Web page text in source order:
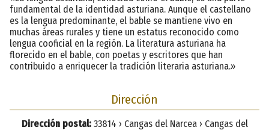
fundamental de la identidad asturiana. Aunque el castellano
es la lengua predominante, el bable se mantiene vivo en
muchas áreas rurales y tiene un estatus reconocido como
lengua cooficial en la región. La literatura asturiana ha
florecido en el bable, con poetas y escritores que han
contribuido a enriquecer la tradición literaria asturiana.»
Dirección
Dirección postal:33814 › Cangas del Narcea › Cangas del